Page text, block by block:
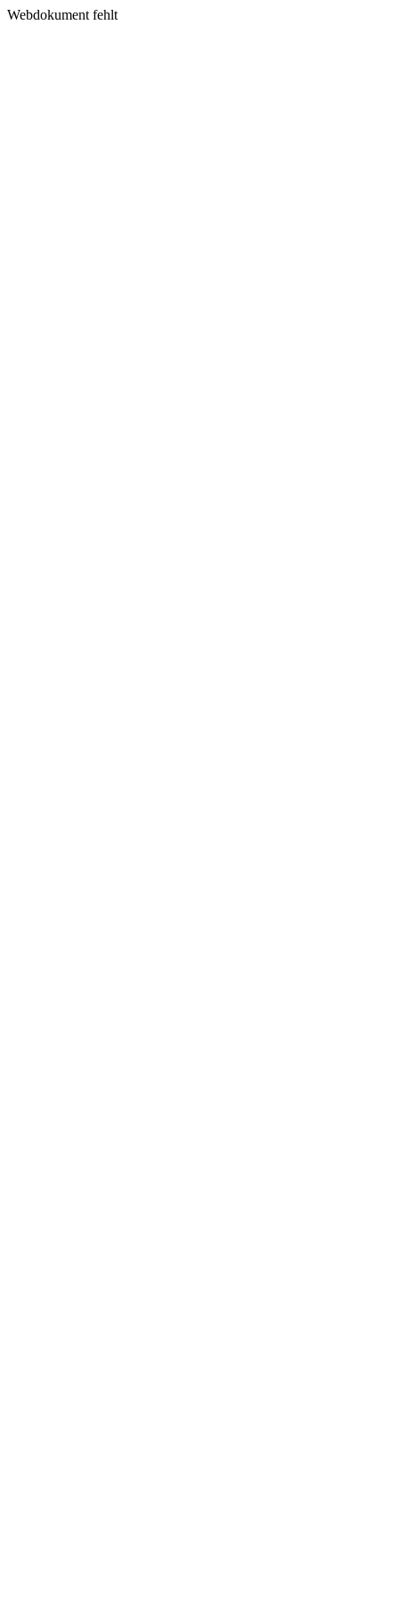
Webdokument fehlt